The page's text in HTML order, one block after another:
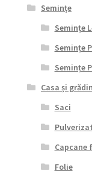
Semințe
Semințe
Semințe
Semințe
Casa și
Saci
Capcane
Folie